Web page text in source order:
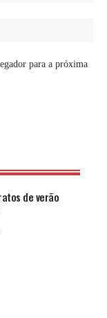
para a próxima
de verão